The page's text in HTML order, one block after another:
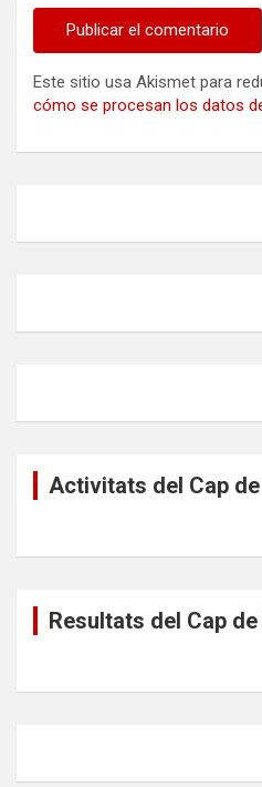
Este sitio usa Akismet para
cómo se procesan los datos
Activitats del Cap
Resultats del Cap